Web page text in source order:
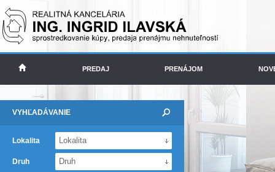
PREDAJ PRENÁJOM
VYHĽADÁVANIE
Lokalita Lokalita
Druh Druh